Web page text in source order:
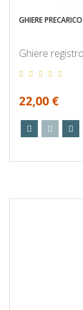
GHIERE
Ghiere
22,00 €